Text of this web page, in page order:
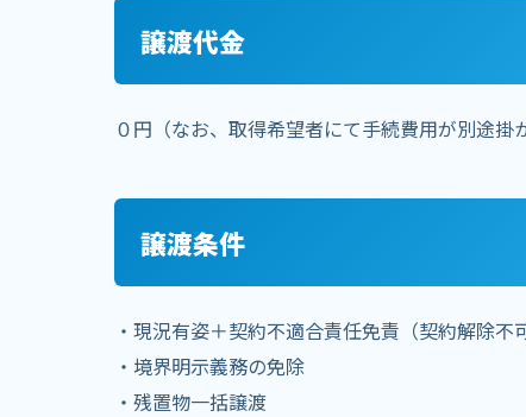
譲渡代金
０円（なお、取得希望者にて手続費用が別途掛
譲渡条件
・現況有姿＋契約不適合責任免責（契約解除
・境界明示義務の免除
・残置物一括譲渡